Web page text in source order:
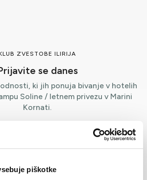
piškotke
ZVESTOBE ILIRIJA
se danes
ki jih ponuja bivanje v hotelih
Soline / letnem privezu v Marini
Kornati.